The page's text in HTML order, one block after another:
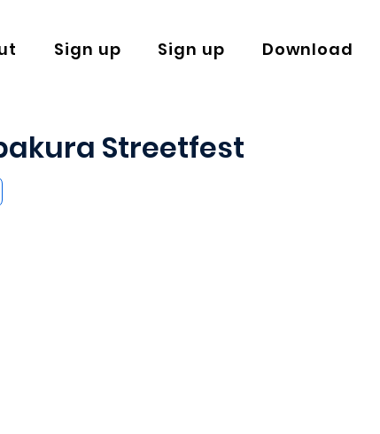
Sign up Sign up Download
Streetfest